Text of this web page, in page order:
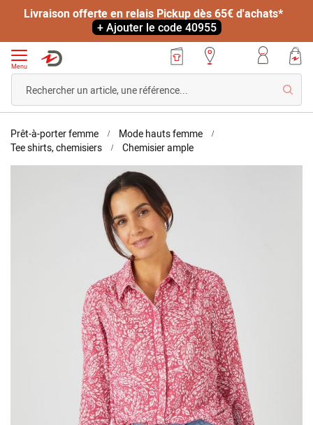
Livraison offerte en relais Pickup dès 65€ d'achats*
+ Ajouter le code 40955
Menu
Accueil
Prêt-à-porter femme
Mode hauts femme
Tee shirts, chemisiers
Chemisier ampleChemisier